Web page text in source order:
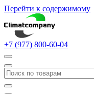
Перейти к содержимому
+7 (977) 800-60-04